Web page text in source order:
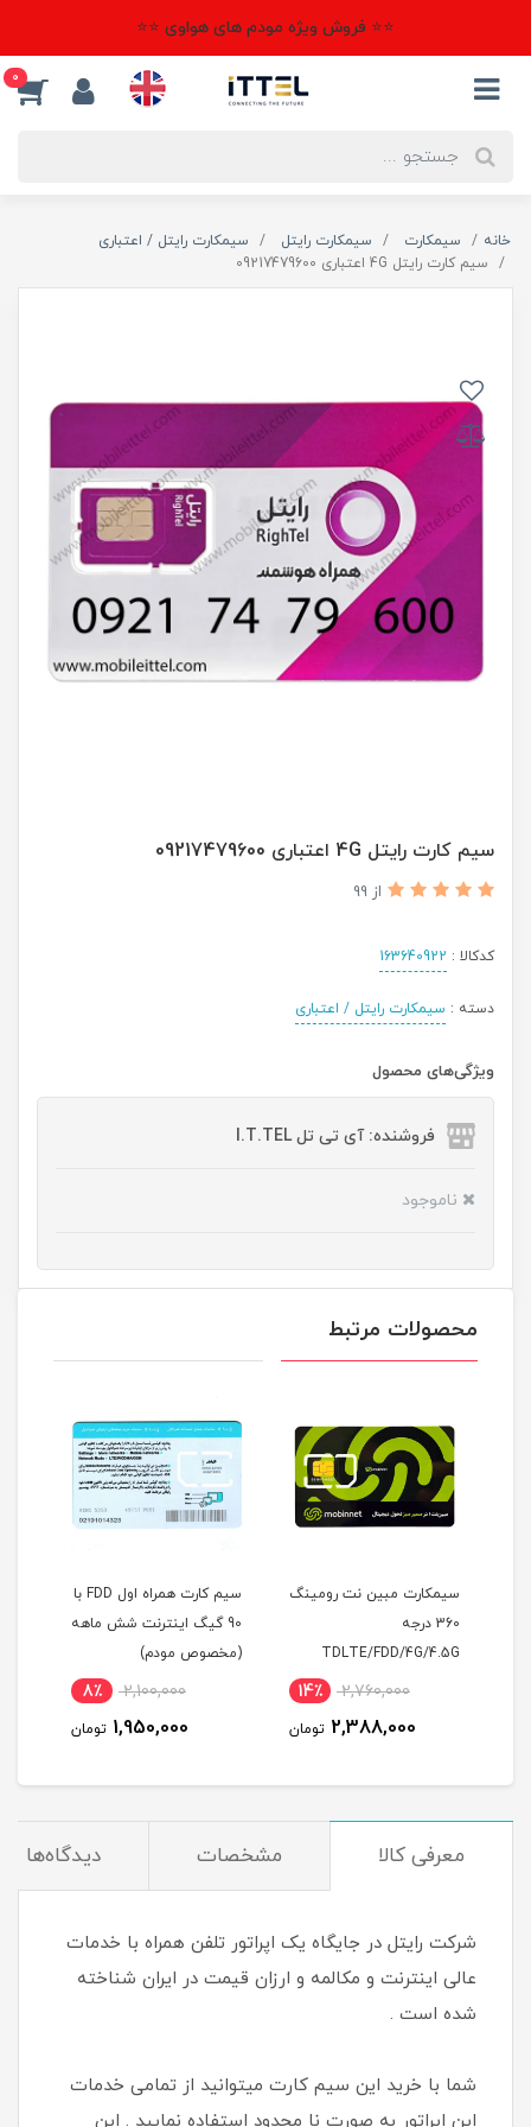
⭐⭐ فروش ویژه مودم های هواوی ⭐⭐
0
خانه سیمکارت سیمکارت رایتل
سیمکارت رایتل / اعتباری
سیم کارت رایتل 4G اعتباری 09217479600
سیم کارت رایتل 4G اعتباری 09217479600
از 99
کدکالا : 163640922
دسته : سیمکارت رایتل / اعتباری
ویژگی‌های محصول
فروشنده: آی تی تل I.T.TEL
ناموجود
محصولات مرتبط
مبین نت رومینگ
TDLTE/FDD/
14٪
تومان
سیم کارت همراه اول FDD با
90 گیگ اینترنت شش ماهه
(مخصوص مودم)
2,100,000
1,950,000 تومان
اول اعتباری با بسته
700,000
580,000
معرفی کالا مشخصات دیدگاه‌ها
شرکت رایتل در جایگاه یک اپراتور تلفن همراه با خدمات
عالی اینترنت و مکالمه و ارزان قیمت در ایران شناخته
شده است .
شما با خرید این سیم کارت میتوانید از تمامی خدمات
این اپراتور به صورت نا محدود استفاده نمایید . این